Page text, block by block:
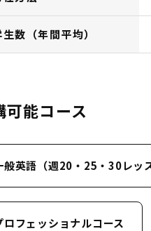
生数（年間平均）
可能コース
般英語（週20・25・30レッ
ロフェッショナルコース